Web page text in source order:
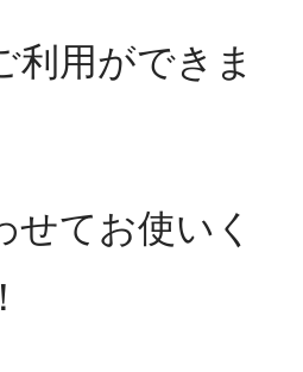
利用ができま
せてお使いく